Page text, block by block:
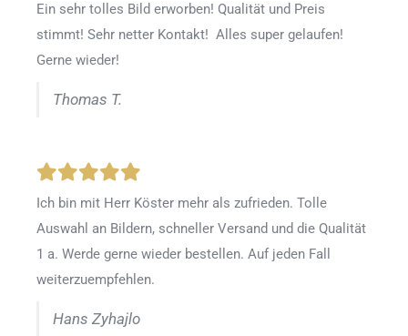
Ein sehr tolles Bild erworben! Qualität und Preis
stimmt! Sehr netter Kontakt! Alles super gelaufen!
Gerne wieder!
Thomas T.
Ich bin mit Herr Köster mehr als zufrieden. Tolle
Auswahl an Bildern, schneller Versand und die Qualität
1 a. Werde gerne wieder bestellen. Auf jeden Fall
weiterzuempfehlen.
Hans Zyhajlo